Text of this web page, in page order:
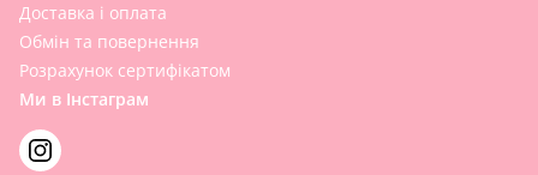
Доставка і оплата
Обмін та повернення
Розрахунок сертифікатом
Ми в Інстаграм